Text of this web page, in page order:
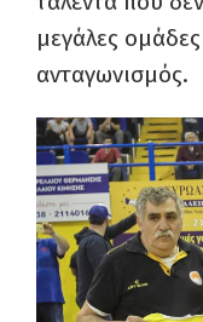
μεγάλες
ανταγωνισμός.